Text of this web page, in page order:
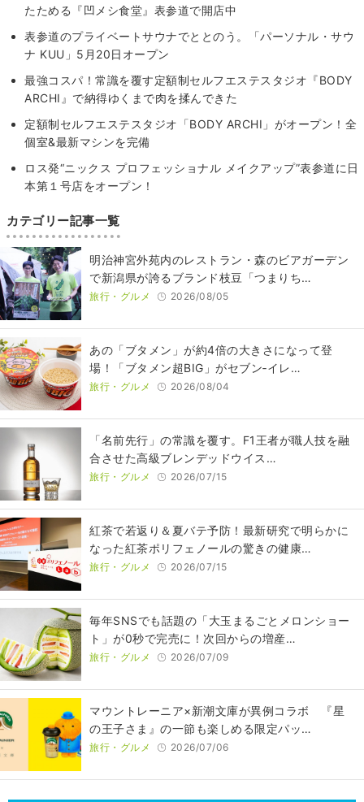
たためる『凹メシ食堂』表参道で開店中
表参道のプライベートサウナでととのう。「パーソナル・サウ
ナ KUU」5月20日オープン
最強コスパ！常識を覆す定額制セルフエステスタジオ『BODY
ARCHI』で納得ゆくまで肉を揉んできた
定額制セルフエステスタジオ「BODY ARCHI」がオープン！全
個室&最新マシンを完備
ロス発“ニックス プロフェッショナル メイクアップ”表参道に日
本第１号店をオープン！
カテゴリー記事一覧
明治神宮外苑内のレストラン・森のビアガーデン
で新潟県が誇るブランド枝豆「つまりち…
旅行・グルメ 2026/08/05
あの「ブタメン」が約4倍の大きさになって登
場！「ブタメン超BIG」がセブン‐イレ…
旅行・グルメ 2026/08/04
​​「名前先行」の常識を覆す。F1王者が職人技を融
合させた高級ブレンデッドウイス…
旅行・グルメ 2026/07/15
紅茶で若返り＆夏バテ予防！最新研究で明らかに
なった紅茶ポリフェノールの驚きの健康…
旅行・グルメ 2026/07/15
毎年SNSでも話題の「大玉まるごとメロンショー
ト」が0秒で完売に！次回からの増産…
旅行・グルメ 2026/07/09
マウントレーニア×新潮文庫が異例コラボ 『星
の王子さま』の一節も楽しめる限定パッ…
旅行・グルメ 2026/07/06